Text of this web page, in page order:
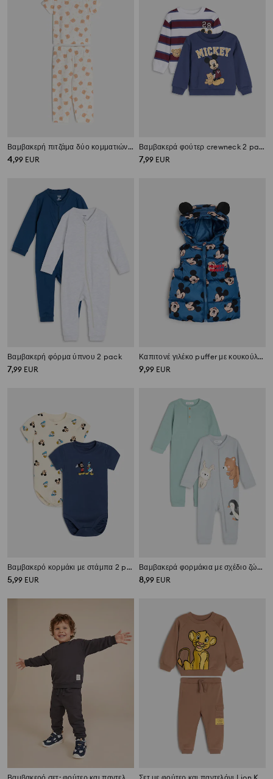
Βαμβακερή πιτζάμα δύο κομματιών με σχέδιο αρκούδα
4,99 EUR
Βαμβακερά φούτερ crewneck 2 pack Mickey Mouse
7,99 EUR
Βαμβακερή φόρμα ύπνου 2 pack
7,99 EUR
Καπιτονέ γιλέκο puffer με κουκούλα Mickey Mouse
9,99 EUR
Βαμβακερό κορμάκι με στάμπα 2 pack Mickey and Donald
5,99 EUR
Βαμβακερά φορμάκια με σχέδιο ζώων 2 pack
8,99 EUR